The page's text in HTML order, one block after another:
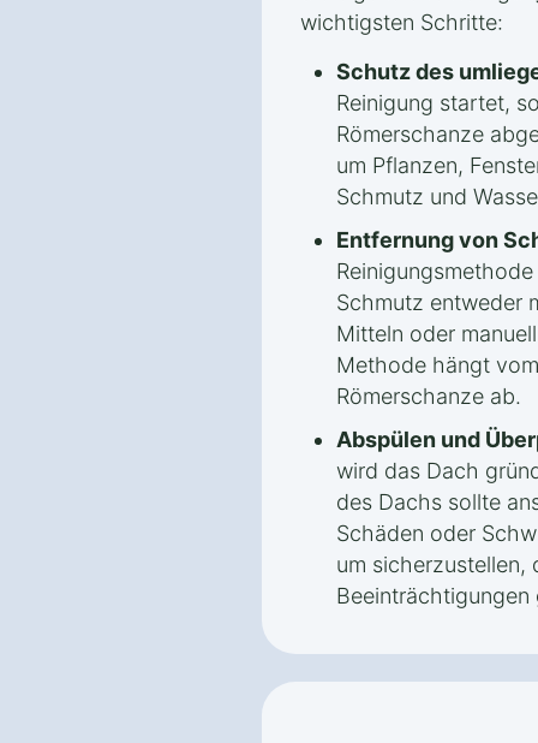
wichtigsten Schritte:
Schutz des
Reinigung startet,
Römerschanze
um Pflanzen,
Schmutz und
Entfernung von
Schmutz entweder
Mitteln oder
Methode hängt
Römerschanze ab.
Abspülen und
wird das Dach
des Dachs sollte
Schäden oder
um sicherzustellen,
Beeinträchtigungen